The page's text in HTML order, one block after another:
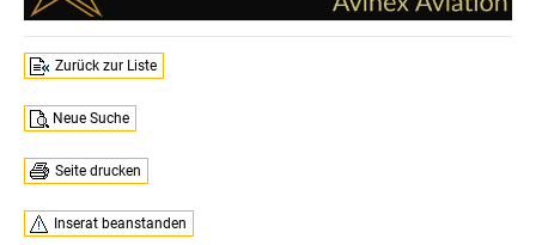
Zurück zur Liste
Neue Suche
Seite drucken
Inserat beanstanden